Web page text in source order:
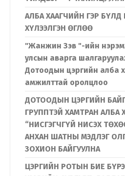
АЛБА ХААГЧИЙН ГЭР
ХҮЛЭЭЛГЭН ӨГЛӨӨ
"Жанжин Зэв "-ийн
улсын аварга
Дотоодын цэргийн алба
амжилттай оролцлоо
ДОТООДЫН ЦЭРГИЙН
ГРУППТЭЙ ХАМТРАН АЛБА
“НИСГЭГЧГҮЙ НИСЭХ
АНХАН ШАТНЫ МЭДЛЭГ
ЗОХИОН БАЙГУУЛНА
ЦЭРГИЙН РОТЫН БИЕ
Монгол